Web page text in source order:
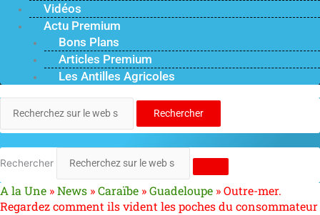
Vidéos
Actu Premium
Bons Plans
Articles Premium
Les Antilles Agricoles
Rechercher
Rechercher
A la Une »News »Caraïbe »Guadeloupe »Outre-mer.
Regardez comment ils vident les poches du consommateur